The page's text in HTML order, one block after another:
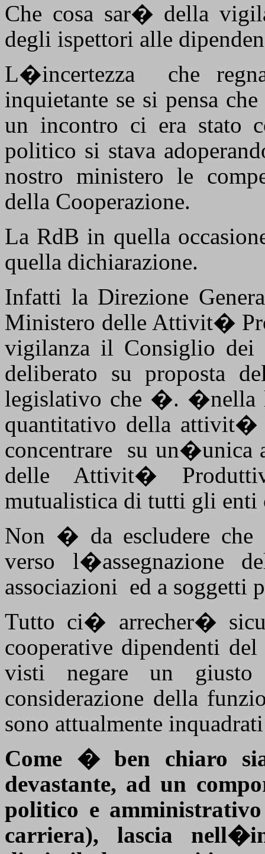
Che cosa sar� della
degli ispettori alle
L�incertezza
che
inquietante se si pensa
un incontro ci era stato
politico si stava
nostro ministero le
della Cooperazione.
La RdB in quella
quella dichiarazione.
Infatti la Direzione
Ministero delle Attivit�
vigilanza il Consiglio dei
deliberato su proposta
legislativo che �. �nella
quantitativo della
concentrare
su un�unica
delle Attivit�
mutualistica di tutti gli
Non � da escludere che
verso l�assegnazione
associazioni ed a soggetti
Tutto ci� arrecher�
cooperative dipendenti
visti negare un
considerazione della
sono attualmente
Come � ben chiaro
devastante, ad un
politico e
carriera), lascia